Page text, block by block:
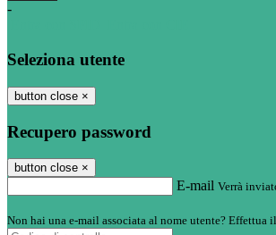
-
Seleziona utente
button close ×
Recupero password
button close ×
E-mail Verrà
Non hai una e-mail associata al nome utente? Effettua